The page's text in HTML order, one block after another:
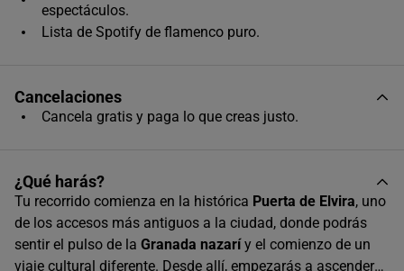
Horas disponibles (1)
Único horario disponible
espectáculos.
Lista de Spotify de flamenco puro.
Cancelaciones
Cancela gratis y paga lo que creas justo.
¿Qué harás?
Tu recorrido comienza en la histórica Puerta de Elvira, uno
de los accesos más antiguos a la ciudad, donde podrás
sentir el pulso de la Granada nazaríy el comienzo de un
viaje cultural diferente. Desde allí, empezarás a ascender